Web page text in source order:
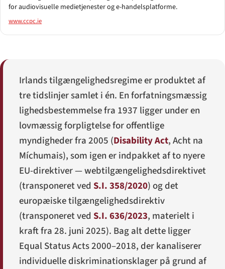
for audiovisuelle medietjenester og e-handelsplatforme.
www.ccpc.ie
Irlands tilgængelighedsregime er produktet af
tre tidslinjer samlet i én. En forfatningsmæssig
lighedsbestemmelse fra 1937 ligger under en
lovmæssig forpligtelse for offentlige
myndigheder fra 2005 (Disability Act,Acht na
Míchumais), som igen er indpakket af to nyere
EU-direktiver — webtilgængelighedsdirektivet
(transponeret ved S.I. 358/2020) og det
europæiske tilgængelighedsdirektiv
(transponeret ved S.I. 636/2023, materielt i
kraft fra 28. juni 2025). Bag alt dette ligger
Equal Status Acts 2000–2018, der kanaliserer
individuelle diskriminationsklager på grund af